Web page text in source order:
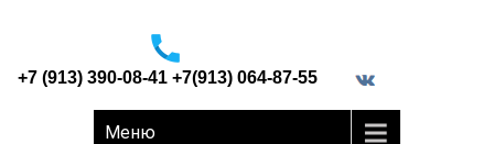
+7 (913) 390-08-41 +7(913) 064-87-55
Меню